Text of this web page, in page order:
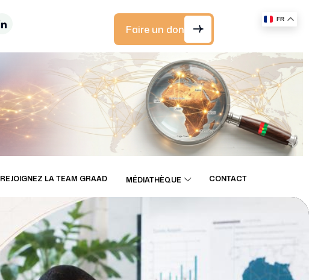
Faire un don
REJOIGNEZ LA TEAM GRAAD MÉDIATHÈQUE CONTACT
FR